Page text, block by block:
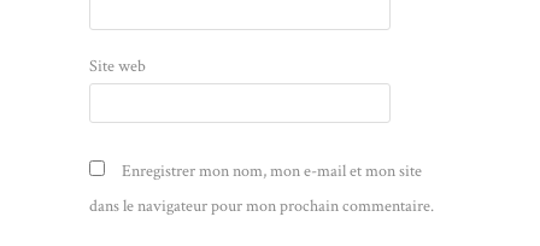
Site web
Enregistrer mon nom, mon e-mail et mon site
dans le navigateur pour mon prochain commentaire.